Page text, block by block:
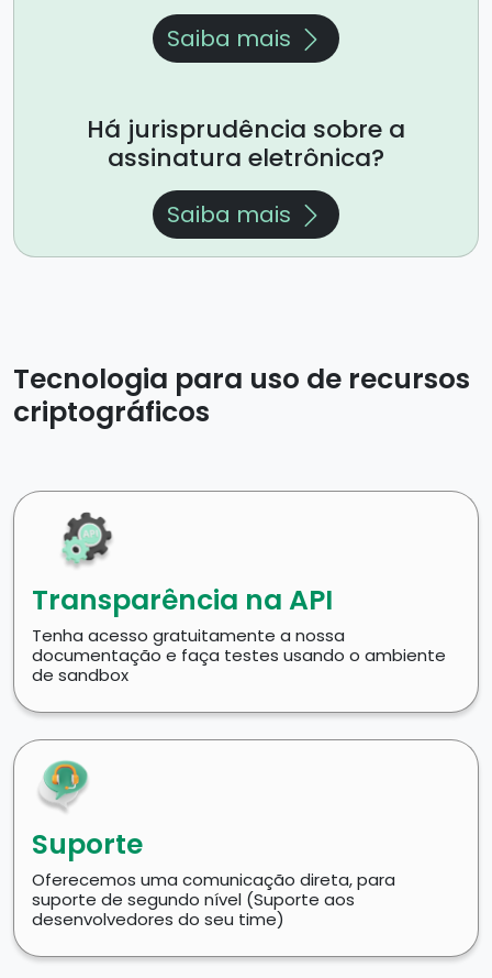
Saiba mais
Há jurisprudência sobre a
assinatura eletrônica?
Saiba mais
Tecnologia para uso de recursos
criptográficos
Transparência na API
Tenha acesso gratuitamente a nossa
documentação e faça testes usando o ambiente
de sandbox
Suporte
Oferecemos uma comunicação direta, para
suporte de segundo nível (Suporte aos
desenvolvedores do seu time)